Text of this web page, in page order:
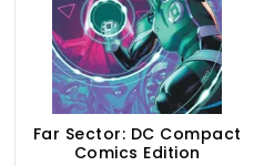
Far Sector: DC Compact
Comics Edition